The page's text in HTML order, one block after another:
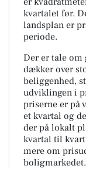
kvartalet før.
landsplan er
periode.
Der er tale om
dækker over
beliggenhed,
udviklingen i
priserne er på
et kvartal og
der på lokalt
kvartal til
mere om
boligmarkedet.